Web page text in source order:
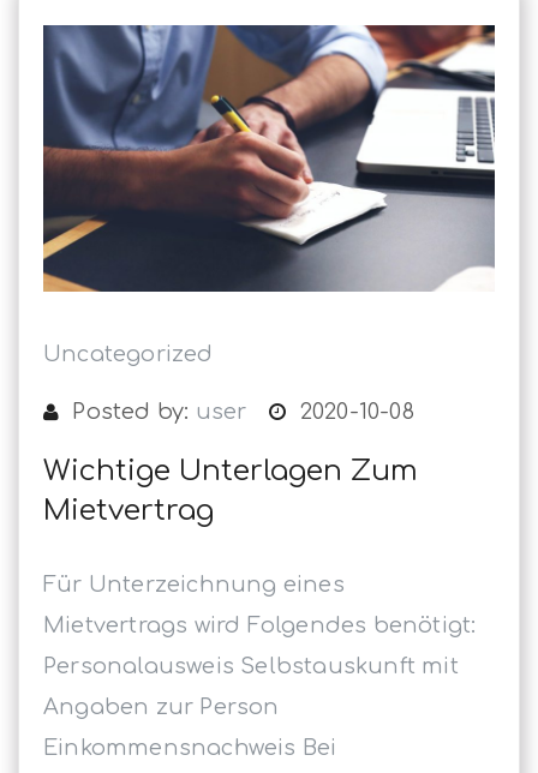
Uncategorized
Posted by: user 2020-10-08
Wichtige Unterlagen Zum
Mietvertrag
Für Unterzeichnung eines
Mietvertrags wird Folgendes benötigt:
Personalausweis Selbstauskunft mit
Angaben zur Person
Einkommensnachweis Bei